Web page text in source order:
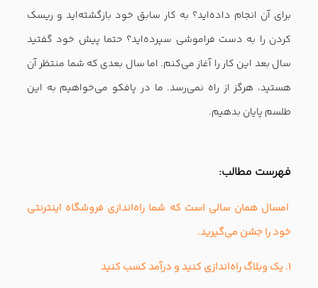
برای آن انجام داده‌اید؟ به کار سابق خود بازگشته‌اید و ریسک
کردن را به دست فراموشی سپرده‌اید؟ حتما پیش خود گفتید
سال بعد این کار را آغاز می‌کنم. اما سال بعدی که شما منتظر آن
هستید، هرگز از راه نمی‌رسد. ما در پافکو می‌خواهیم به این
طلسم پایان بدهیم.
فهرست مطالب:
امسال همان سالی است که شما راه‌اندازی فروشگاه اینترنتی
خود را جشن می‌گیرید.
1. یک وبلاگ راه‌اندازی کنید و درآمد کسب کنید